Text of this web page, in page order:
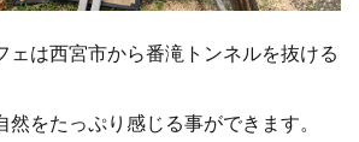
ェは西宮市から番滝トンネルを抜ける
然をたっぷり感じる事ができます。